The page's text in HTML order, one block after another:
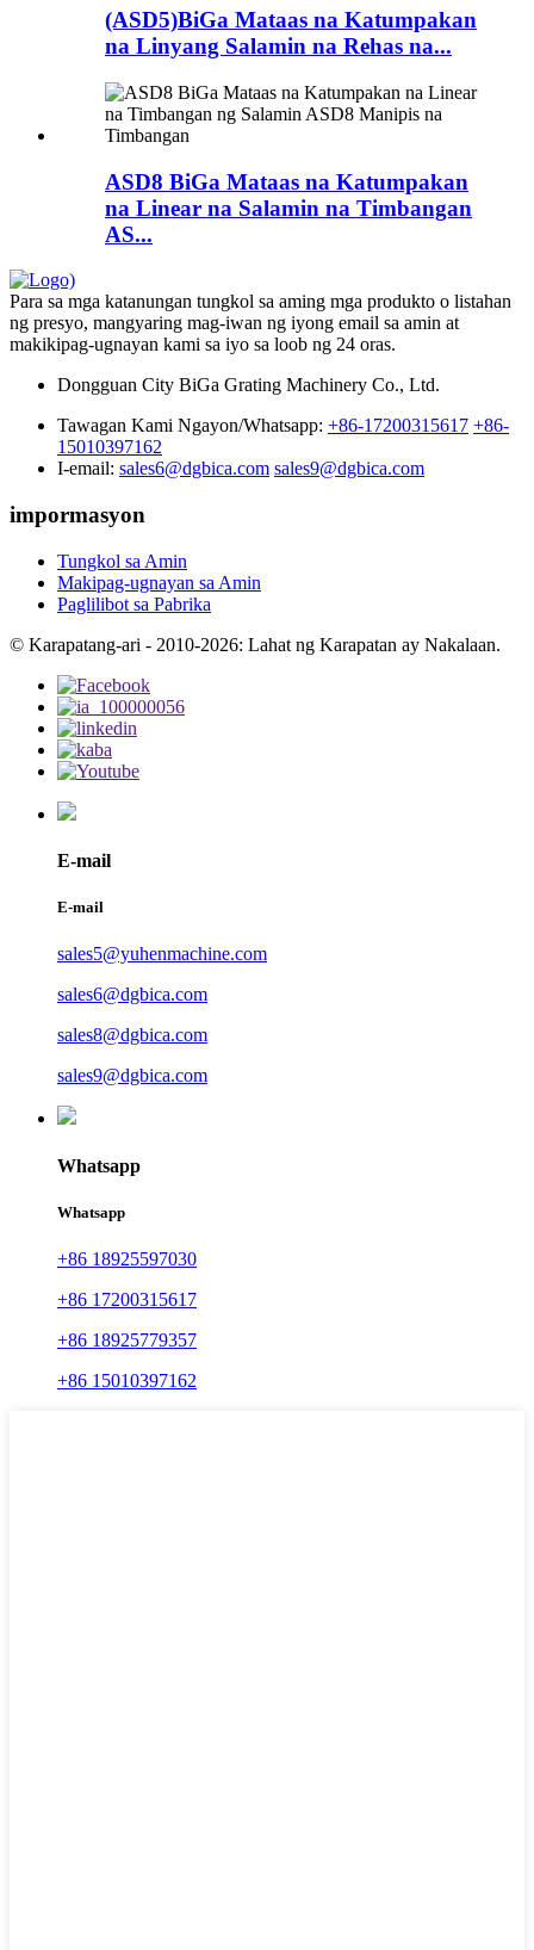
(ASD5)BiGa Mataas na Katumpakan
na Linyang Salamin na Rehas na...
ASD8 BiGa Mataas na Katumpakan
na Linear na Salamin na Timbangan
AS...
Para sa mga katanungan tungkol sa aming mga produkto o listahan
ng presyo, mangyaring mag-iwan ng iyong email sa amin at
makikipag-ugnayan kami sa iyo sa loob ng 24 oras.
Dongguan City BiGa Grating Machinery Co., Ltd.
Tawagan Kami Ngayon/Whatsapp: +86-17200315617 +86-
15010397162
I-email: sales6@dgbica.com sales9@dgbica.com
impormasyon
Tungkol sa Amin
Makipag-ugnayan sa Amin
Paglilibot sa Pabrika
© Karapatang-ari - 2010-2026: Lahat ng Karapatan ay Nakalaan.
E-mail
E-mail
sales5@yuhenmachine.com
sales6@dgbica.com
sales8@dgbica.com
sales9@dgbica.com
Whatsapp
Whatsapp
+86 18925597030
+86 17200315617
+86 18925779357
+86 15010397162